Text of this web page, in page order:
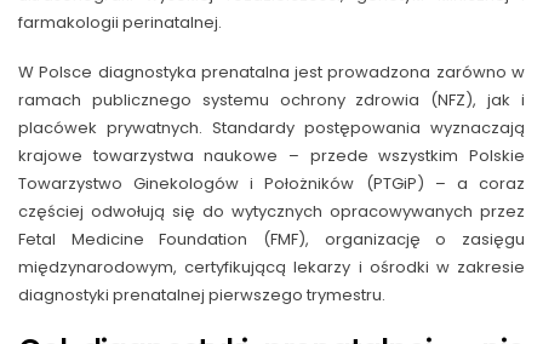
farmakologii perinatalnej.
W Polsce diagnostyka prenatalna jest prowadzona zarówno w
ramach publicznego systemu ochrony zdrowia (NFZ), jak i
placówek prywatnych. Standardy postępowania wyznaczają
krajowe towarzystwa naukowe – przede wszystkim Polskie
Towarzystwo Ginekologów i Położników (PTGiP) – a coraz
częściej odwołują się do wytycznych opracowywanych przez
Fetal Medicine Foundation (FMF), organizację o zasięgu
międzynarodowym, certyfikującą lekarzy i ośrodki w zakresie
diagnostyki prenatalnej pierwszego trymestru.